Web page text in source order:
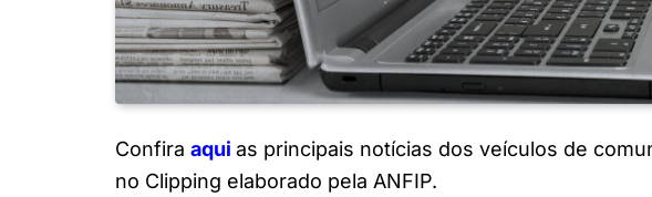
Confira aqui as principais notícias dos veículos de
no Clipping elaborado pela ANFIP.